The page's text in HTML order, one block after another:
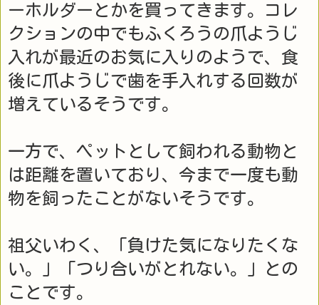
ーホルダーとかを買ってきます。コレ
クションの中でもふくろうの爪ようじ
入れが最近のお気に入りのようで、食
後に爪ようじで歯を手入れする回数が
増えているそうです。
一方で、ペットとして飼われる動物と
は距離を置いており、今まで一度も動
物を飼ったことがないそうです。
祖父いわく、「負けた気になりたくな
い。」「つり合いがとれない。」との
ことです。